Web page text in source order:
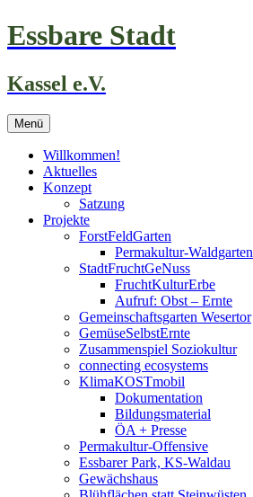
Zum
Inhalt
Essbare Stadt
Kassel e.V.
Menü
Willkommen!
Aktuelles
Konzept
Satzung
Projekte
ForstFeldGarten
Permakultur-Waldgarten
StadtFruchtGeNuss
FruchtKulturErbe
Aufruf: Obst – Ernte
Gemeinschaftsgarten Wesertor
GemüseSelbstErnte
Zusammenspiel Soziokultur
connecting ecosystems
KlimaKOSTmobil
Dokumentation
Bildungsmaterial
ÖA + Presse
Permakultur-Offensive
Essbarer Park, KS-Waldau
Gewächshaus